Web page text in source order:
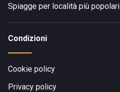
Spiagge per località più popolari
Condizioni
Cookie policy
Privacy policy